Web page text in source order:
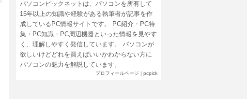
パソコンピックネットは、パソコンを所有して
15年以上の知識や経験がある執筆者が記事を作
成しているPC情報サイトです。 PC紹介・PC特
集・PC知識・PC周辺機器といった情報を見やす
く、理解しやすく発信しています。 パソコンが
欲しいけどどれを買えばいいかわからない方に
パソコンの魅力を解説しています。
プロフィールページ | pcpick